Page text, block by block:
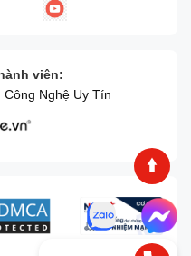
viên:
Công Nghệ Uy Tín